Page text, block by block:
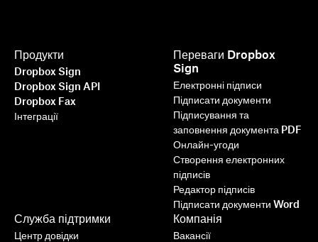
Продукти
Dropbox Sign
Dropbox Sign API
Dropbox Fax
Інтеграції
Переваги Dropbox
Sign
Електронні підписи
Підписати документи
Підписування та
заповнення документа PDF
Онлайн-угоди
Створення електронних
підписів
Редактор підписів
Підписати документи Word
Служба підтримки
Центр довідки
Компанія
Вакансії